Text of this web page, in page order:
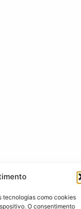
tecnologias como cookies
O consentimento